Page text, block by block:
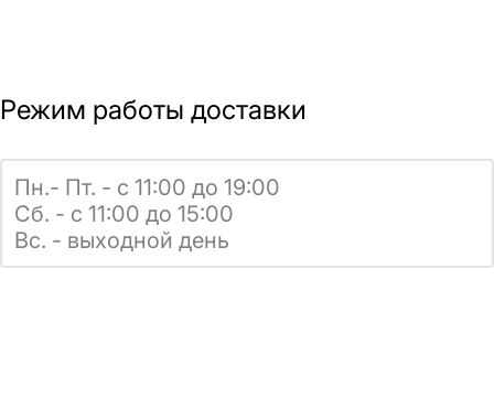
Режим работы доставки
Пн.- Пт. - с 11:00 до 19:00
Сб. - с 11:00 до 15:00
Вс. - выходной день